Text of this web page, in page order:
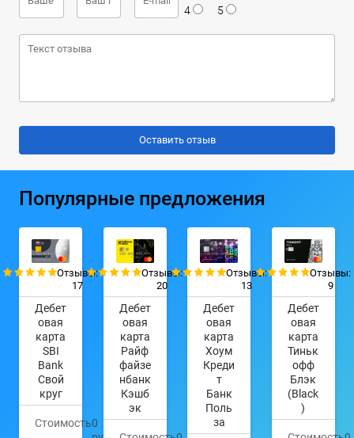
4 5
Популярные предложения
Отзывы:
17
Дебет
овая
карта
SBI
Bank
Свой
круг
Стоимость0
Отзывы:
20
Дебет
овая
карта
Райф
файзе
нбанк
Кэшб
эк
Отзывы:
13
Дебет
овая
карта
Хоум
Креди
т
Банк
Поль
за
Отзывы:
9
Дебет
овая
карта
Тиньк
офф
Блэк
(Black
)